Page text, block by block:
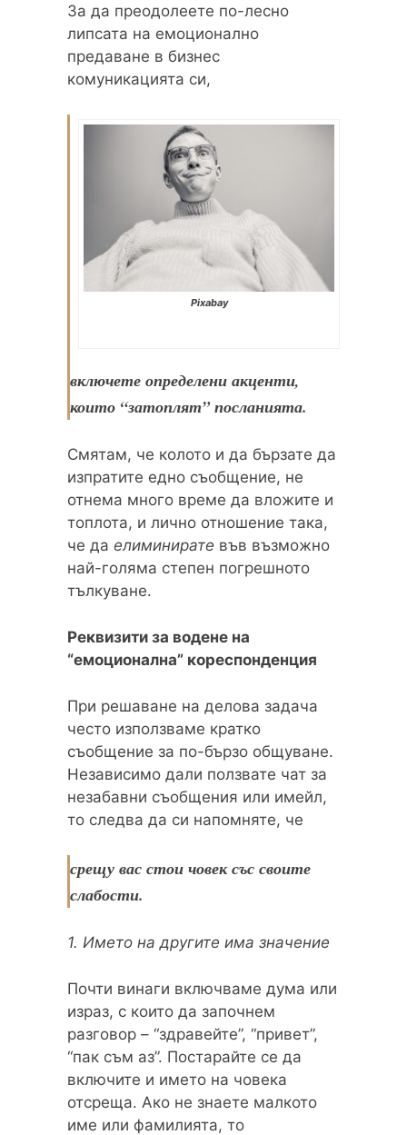
За да преодолеете по-лесно
липсата на емоционално
предаване в бизнес
комуникацията си,
Pixabay
включете определени акценти,
които “затоплят” посланията.
Смятам, че колото и да бързате да
изпратите едно съобщение, не
отнема много време да вложите и
топлота, и лично отношение така,
че да елиминирате във възможно
най-голяма степен погрешното
тълкуване.
Реквизити за водене на
“емоционална” кореспонденция
При решаване на делова задача
често използваме кратко
съобщение за по-бързо общуване.
Независимо дали ползвате чат за
незабавни съобщения или имейл,
то следва да си напомняте, че
срещу вас стои човек със своите
слабости.
1. Името на другите има значение
Почти винаги включваме дума или
израз, с които да започнем
разговор – “здравейте”, “привет”,
“пак съм аз”. Постарайте се да
включите и името на човека
отсреща. Ако не знаете малкото
име или фамилията, то